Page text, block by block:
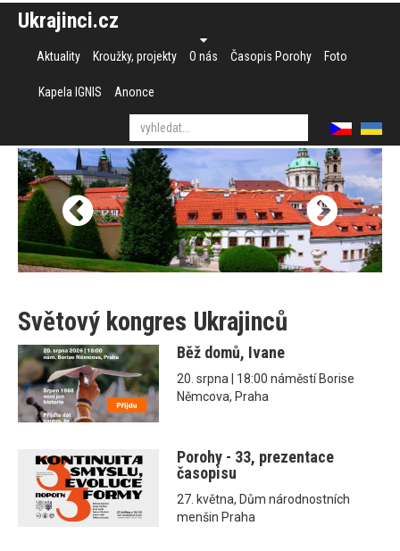
Ukrajinci.cz
Aktuality Kroužky, projekty O nás Časopis Porohy Foto
Kapela IGNIS Anonce
Světový kongres Ukrajinců
Běž domů, Ivane
20. srpna | 18:00 náměstí Borise
Němcova, Praha
Porohy - 33, prezentace
časopisu
27. května, Dům národnostních
menšin Praha